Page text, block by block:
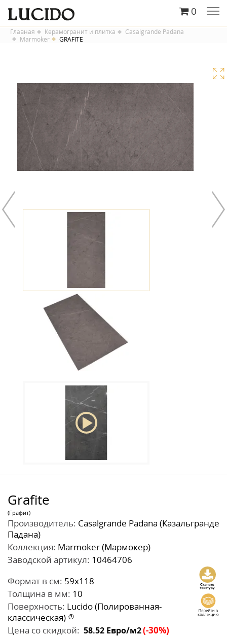
0
Главная Керамогранит и плитка
Casalgrande Padana
Marmoker
GRAFITE
Grafite
(Графит)
Производитель: Casalgrande Padana (Казальгранде
Падана)
Коллекция: Marmoker (Мармокер)
Заводской артикул: 10464706
Формат в см: 59x118
Толщина в мм: 10
Поверхность: Lucido (Полированная-
классическая)
Цена со скидкой: 58.52 Евро/м2(-30%)